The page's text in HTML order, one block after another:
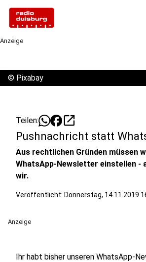
Anzeige
© Pixabay
Teilen: open_in_new
Pushnachricht statt
Aus rechtlichen Gründen müssen
WhatsApp-Newsletter einstellen -
wir.
Veröffentlicht: Donnerstag, 14.11.2019
Anzeige
Ihr habt bisher unseren WhatsApp-